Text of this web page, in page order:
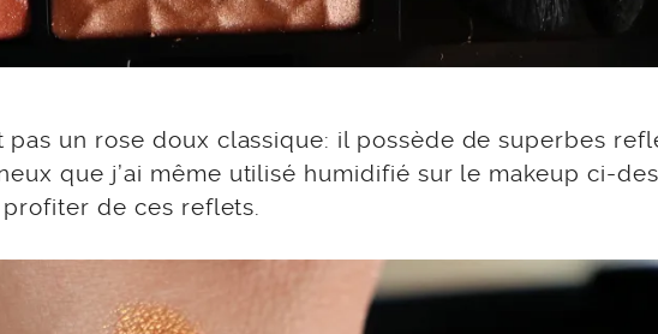
pas un rose doux classique: il possède de superbes
que j’ai même utilisé humidifié sur le makeup ci-
de ces reflets.